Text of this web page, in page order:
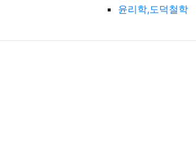
윤리학,도덕철학